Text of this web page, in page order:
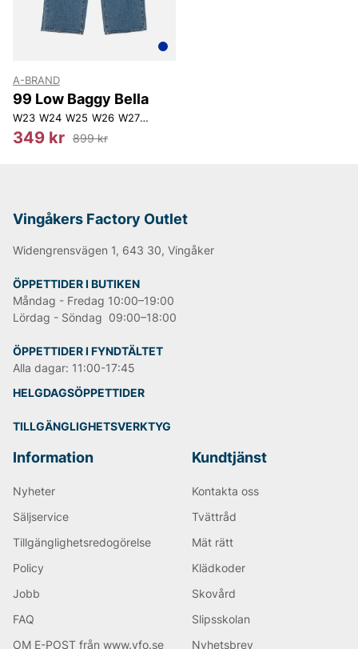
NN07
Oscar Jacobson
Björn Borg
A-BRAND
99 Low Baggy Bella
W23 W24 W25 W26 W27 W28
349 kr 899 kr
Vingåkers Factory Outlet
Widengrensvägen 1, 643 30, Vingåker
ÖPPETTIDER I BUTIKEN
Måndag - Fredag 10:00–19:00
Lördag - Söndag 09:00–18:00
ÖPPETTIDER I FYNDTÄLTET
Alla dagar: 11:00-17:45
HELGDAGSÖPPETTIDER
TILLGÄNGLIGHETSVERKTYG
Information
Nyheter
Säljservice
Tillgänglighetsredogörelse
Policy
Jobb
FAQ
OM E-POST från www.vfo.se
Kundtjänst
Kontakta oss
Tvättråd
Mät rätt
Klädkoder
Skovård
Slipsskolan
Nyhetsbrev